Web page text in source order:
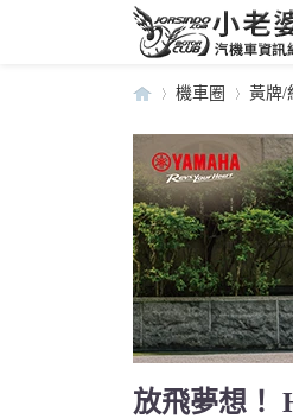
小›
機車圈
›
黃牌/
放飛夢想！